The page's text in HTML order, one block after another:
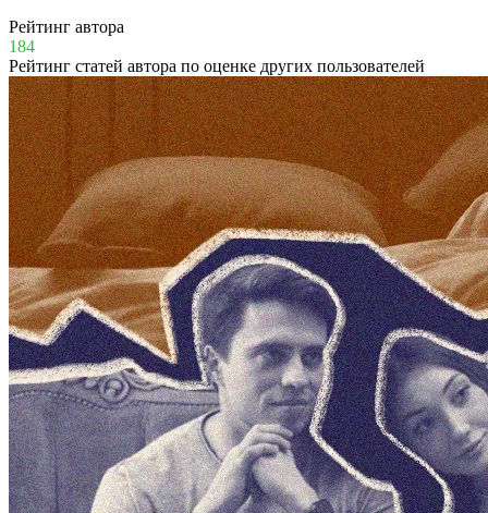
Рейтинг автора
184
Рейтинг статей автора по оценке других пользователей